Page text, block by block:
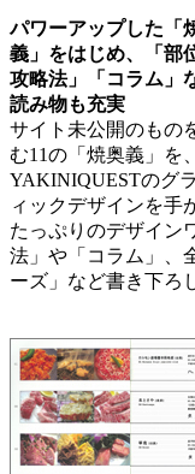
パワーアップした「
義」をはじめ、「部
攻略法」「コラム」
読み物も充実
サイト未公開のもの
む11の「焼奥義」を、
YAKINIQUESTのグ
ィックデザインを手
たっぷりのデザイン
法」や「コラム」、
ーズ」など書き下ろ